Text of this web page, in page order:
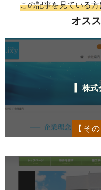
この記事を見ている
オス
【そ
株式